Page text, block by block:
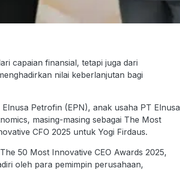
capaian finansial, tetapi juga dari
nilai keberlanjutan bagi
Petrofin (EPN), anak usaha PT Elnusa
masing-masing sebagai The Most
CFO 2025 untuk Yogi Firdaus.
50 Most Innovative CEO Awards 2025,
oleh para pemimpin perusahaan,